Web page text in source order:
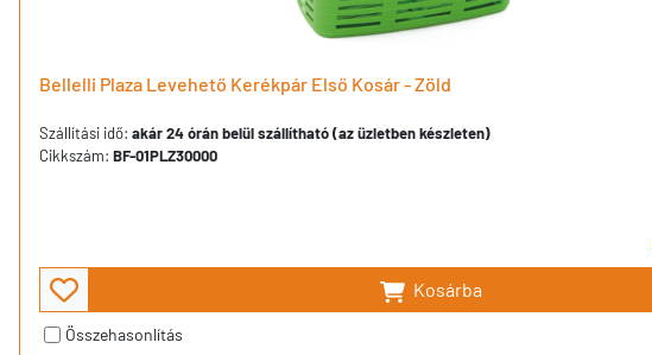
Bellelli Plaza Levehető Kerékpár Első Kosár - Zöld
Szállítási idő: akár 24 órán belül szállítható (az üzletben készleten)
Cikkszám: BF-01PLZ30000
Kosárba
Összehasonlítás